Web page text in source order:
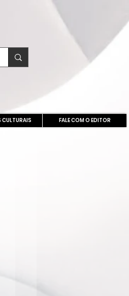
FALE COM O EDITOR